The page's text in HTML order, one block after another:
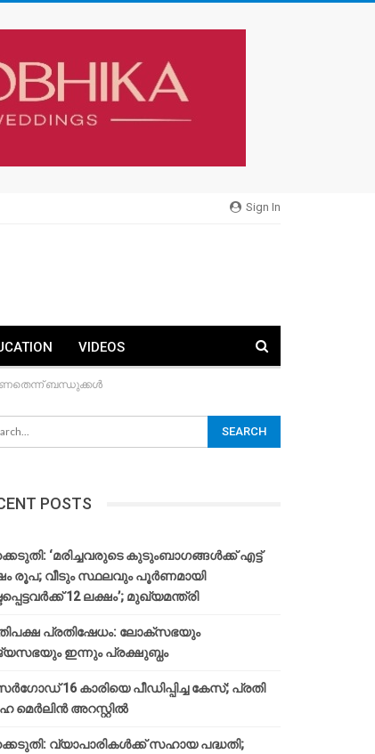
Sign In
VIDEOS
ബന്ധുക്കൾ
POSTS
‘മരിച്ചവരുടെ കുടുംബാഗങ്ങൾക്ക് എട്ട്
രൂപ; വീടും സ്ഥലവും പൂർണമായി
12 ലക്ഷം’; മുഖ്യമന്ത്രി
പ്രതിഷേധം: ലോക്സഭയും
ഇന്നും പ്രക്ഷുബ്ധം
16 കാരിയെ പീഡിപ്പിച്ച കേസ്; പ്രതി
മെർലിൻ അറസ്റ്റിൽ
വ്യാപാരികൾക്ക് സഹായ പദ്ധതി;